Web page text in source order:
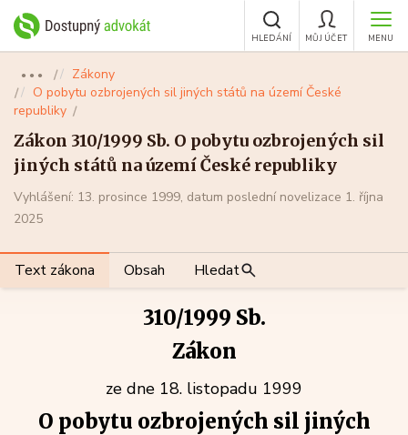
MENU
MŮJ ÚČET
HLEDÁNÍ
●●●
Zákony
O pobytu ozbrojených sil jiných států na území České
republiky
Zákon 310/1999 Sb. O pobytu ozbrojených sil
jiných států na území České republiky
Vyhlášení: 13. prosince 1999, datum poslední novelizace 1. října
2025
Text zákona Obsah Hledat
310/1999 Sb.
Zákon
ze dne 18. listopadu 1999
O pobytu ozbrojených sil jiných